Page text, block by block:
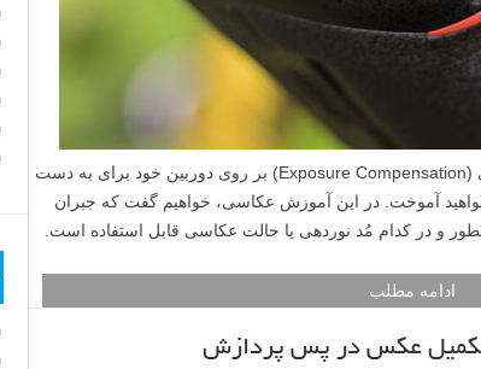
در این مقاله، در مورد قابلیت جبران نوردهی (Exposure Compensation) بر روی دوربین خود برای به دست
آموخت. در این آموزش عکاسی، خواهیم گفت که جبران
و در کدام مُد نوردهی یا حالت عکاسی قابل استفاده است.
ادامه مطلب
تکمیل عکس در پس پردازش